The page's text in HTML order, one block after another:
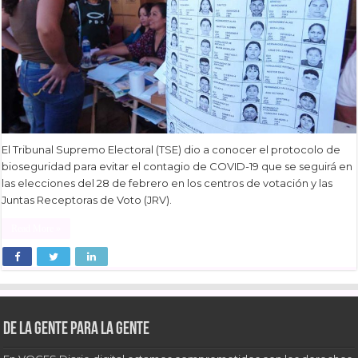
El Tribunal Supremo Electoral (TSE) dio a conocer el protocolo de
bioseguridad para evitar el contagio de COVID-19 que se seguirá en
las elecciones del 28 de febrero en los centros de votación y las
Juntas Receptoras de Voto (JRV).
De la gente para la gente